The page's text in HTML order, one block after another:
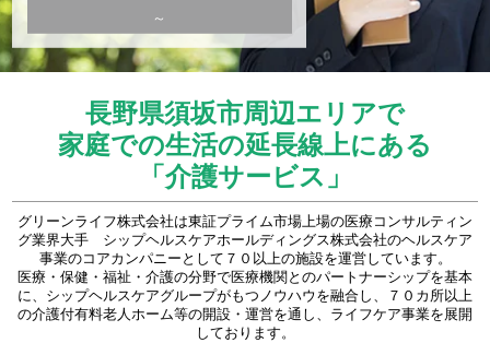
～
長野県須坂市周辺エリアで
家庭での生活の延長線上にある
「介護サービス」
グリーンライフ株式会社は東証プライム市場上場の医療コンサルティン
グ業界大手 シップヘルスケアホールディングス株式会社のヘルスケア
事業のコアカンパニーとして７０以上の施設を運営しています。
医療・保健・福祉・介護の分野で医療機関とのパートナーシップを基本
に、シップヘルスケアグループがもつノウハウを融合し、７０カ所以上
の介護付有料老人ホーム等の開設・運営を通し、ライフケア事業を展開
しております。